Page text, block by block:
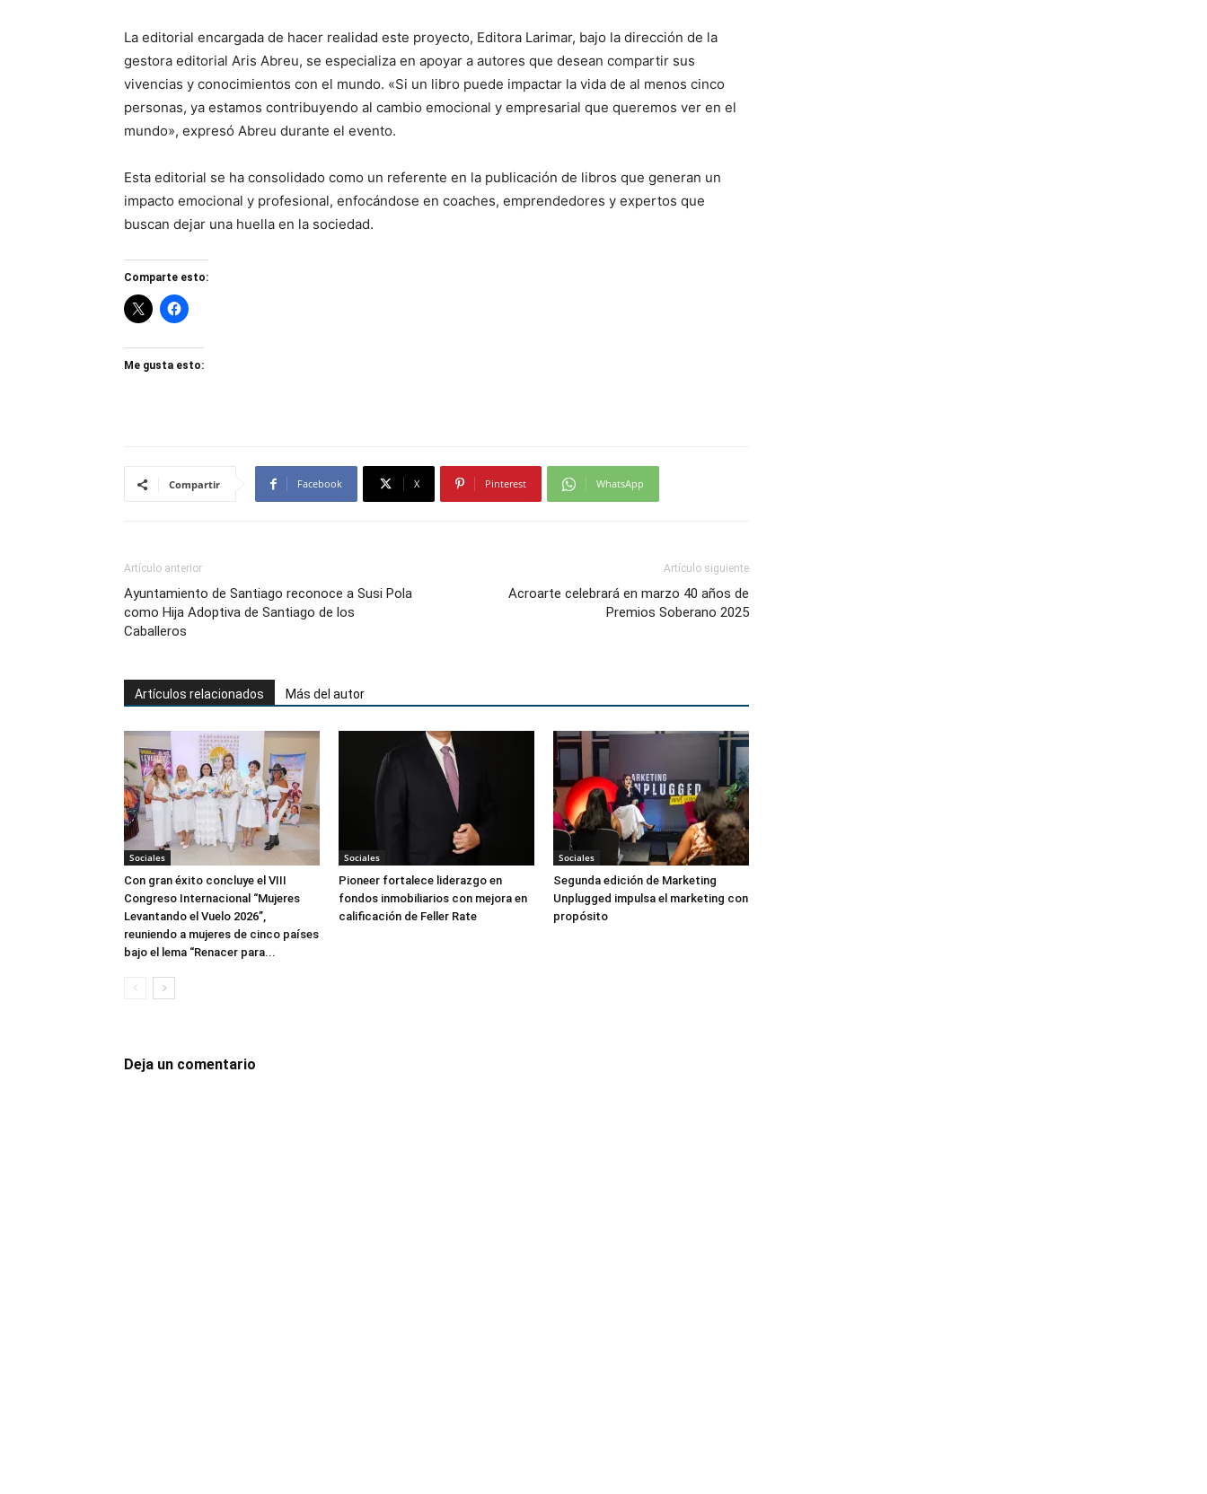
La editorial encargada de hacer realidad este proyecto, Editora Larimar, bajo la dirección de la
gestora editorial Aris Abreu, se especializa en apoyar a autores que desean compartir sus
vivencias y conocimientos con el mundo. «Si un libro puede impactar la vida de al menos cinco
personas, ya estamos contribuyendo al cambio emocional y empresarial que queremos ver en el
mundo», expresó Abreu durante el evento.
Esta editorial se ha consolidado como un referente en la publicación de libros que generan un
impacto emocional y profesional, enfocándose en coaches, emprendedores y expertos que
buscan dejar una huella en la sociedad.
Comparte esto:
Me gusta esto:
Compartir Facebook X Pinterest WhatsApp
Artículo anterior
Ayuntamiento de Santiago reconoce a Susi Pola
como Hija Adoptiva de Santiago de los
Caballeros
Artículo siguiente
Acroarte celebrará en marzo 40 años de
Premios Soberano 2025
Artículos relacionados Más del autor
Sociales
Con gran éxito concluye el VIII
Congreso Internacional “Mujeres
Levantando el Vuelo 2026”,
reuniendo a mujeres de cinco países
bajo el lema “Renacer para...
Sociales
Pioneer fortalece liderazgo en
fondos inmobiliarios con mejora en
calificación de Feller Rate
Sociales
Segunda edición de Marketing
Unplugged impulsa el marketing con
propósito
Deja un comentario